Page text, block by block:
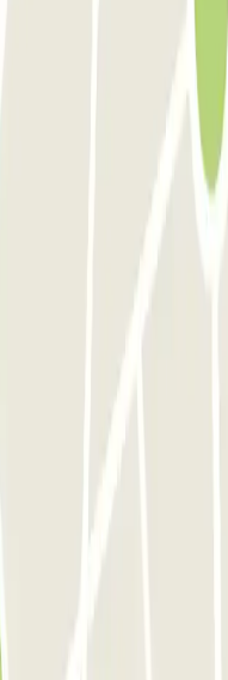
Zenpark
à proximité CPA
de Reims
la cathédrale de Reims